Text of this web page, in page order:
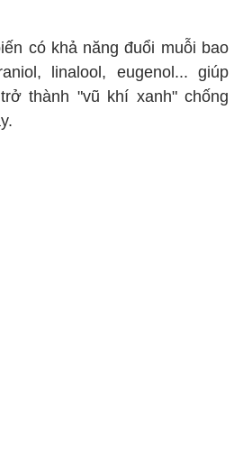
có khả năng đuổi muỗi bao
linalool, eugenol... giúp
thành "vũ khí xanh" chống